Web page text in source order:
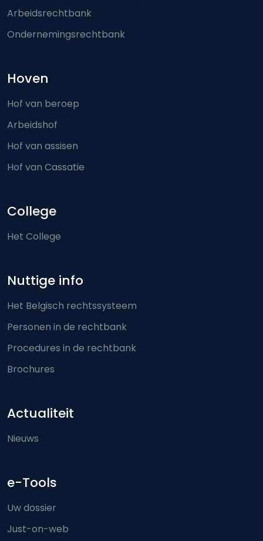
Arbeidsrechtbank
Ondernemingsrechtbank
Hoven
Hof van beroep
Arbeidshof
Hof van assisen
Hof van Cassatie
College
Het College
Nuttige info
Het Belgisch rechtssysteem
Personen in de rechtbank
Procedures in de rechtbank
Brochures
Actualiteit
Nieuws
e-Tools
Uw dossier
Just-on-web